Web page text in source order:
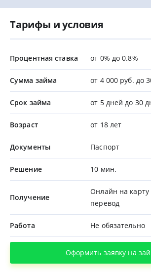
Тарифы и условия
Процентная ставка от 0% до 0.8%
Сумма займа от 4 000 руб. до
Срок займа от 5 дней до 30
Возраст от 18 лет
Документы Паспорт
Решение 10 мин.
Получение
Онлайн на карту
перевод
Работа Не обязательно
Оформить заявку на